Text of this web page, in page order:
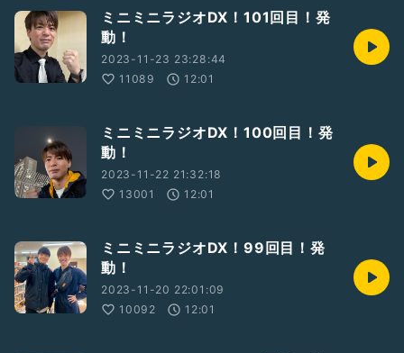
ミニミニラジオDX！101回目！発
動！
2023-11-23 23:28:44
11089
12:01
ミニミニラジオDX！100回目！発
動！
2023-11-22 21:32:18
13001
12:01
ミニミニラジオDX！99回目！発
動！
2023-11-20 22:01:09
10092
12:01